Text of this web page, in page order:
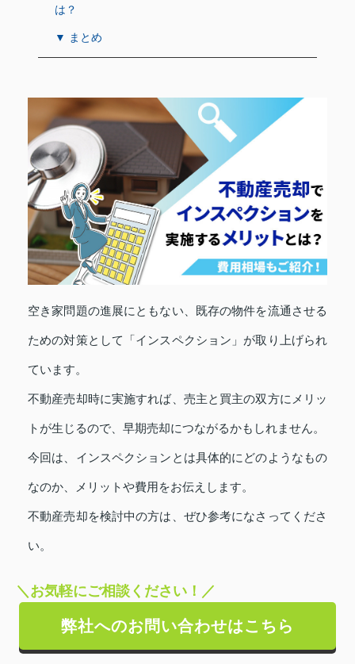
は？
▼ まとめ
空き家問題の進展にともない、既存の物件を流通させる
ための対策として「インスペクション」が取り上げられ
ています。
不動産売却時に実施すれば、売主と買主の双方にメリッ
トが生じるので、早期売却につながるかもしれません。
今回は、インスペクションとは具体的にどのようなもの
なのか、メリットや費用をお伝えします。
不動産売却を検討中の方は、ぜひ参考になさってくださ
い。
＼お気軽にご相談ください！／
弊社へのお問い合わせはこちら